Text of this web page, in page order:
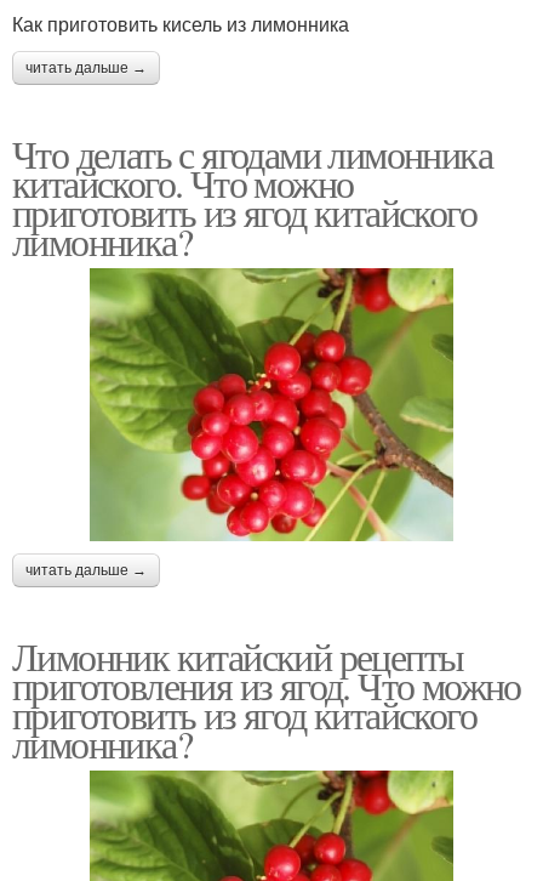
Как приготовить кисель из лимонника
читать дальше →
Что делать с ягодами лимонника
китайского. Что можно
приготовить из ягод китайского
лимонника?
читать дальше →
Лимонник китайский рецепты
приготовления из ягод. Что можно
приготовить из ягод китайского
лимонника?